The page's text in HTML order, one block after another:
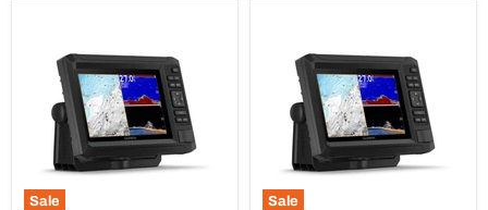
Sale
UHD2
plotter,
72cv
givaren
GT20-
Sale
UHD2
plotter,
72cv
utan
givare